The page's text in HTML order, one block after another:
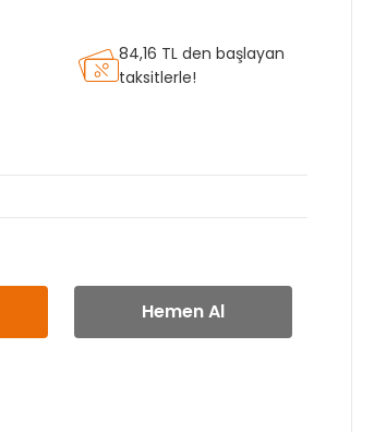
84,16 TL den başlayan
taksitlerle!
Hemen Al